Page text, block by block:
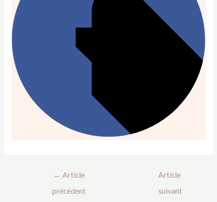
← Article
précédent
Article
suivant